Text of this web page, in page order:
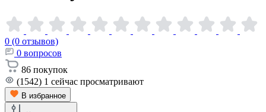
0 (0 отзывов)
0 вопросов
86 покупок
(1542) 1 сейчас просматривают
В избранное